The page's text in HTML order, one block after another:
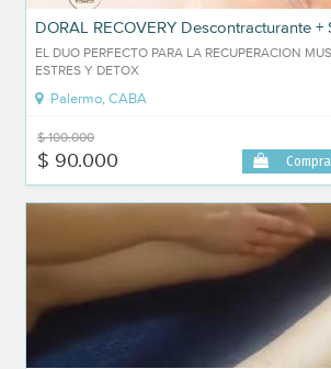
DORAL RECOVERY Descontracturante +
EL DUO PERFECTO PARA LA RECUPERACION
ESTRES Y DETOX
Palermo, CABA
$ 100.000
$ 90.000